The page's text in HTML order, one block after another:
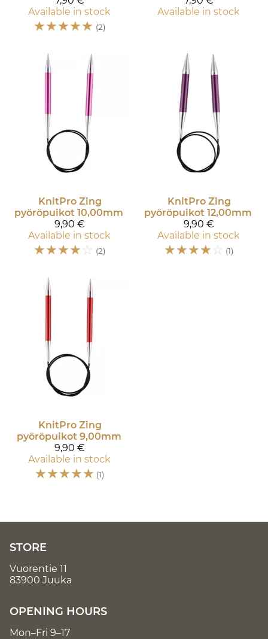
Available in stock
☆☆☆☆☆ (2)
Available in stock
KnitPro Zing
pyöröpuikot 10,00mm
9,90 €
Available in stock
☆☆☆☆☆ (2)
KnitPro Zing
pyöröpuikot 12,00mm
9,90 €
Available in stock
☆☆☆☆☆ (1)
KnitPro Zing
pyöröpuikot 9,00mm
9,90 €
Available in stock
☆☆☆☆☆ (1)
STORE
Vuorentie 11
83900 Juuka
OPENING HOURS
Mon–Fri 9–17